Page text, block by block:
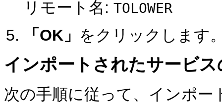
リモート名: TOLOWER
「OK」 をクリックします
インポートされたサービス
次の手順に従って、インポ